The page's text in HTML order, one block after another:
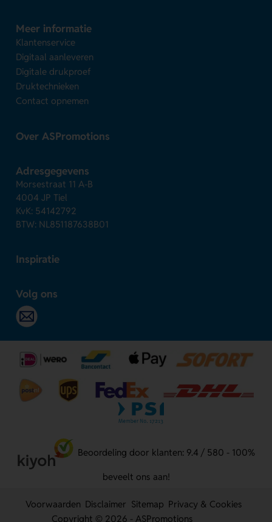
Meer informatie
Klantenservice
Digitaal aanleveren
Digitale drukproef
Druktechnieken
Contact opnemen
Over ASPromotions
Adresgegevens
Morsestraat 11 A-B
4004 JP Tiel
KvK: 54142792
BTW: NL851187638B01
Inspiratie
Volg ons
Beoordeling door klanten: 9.4 / 580 - 100%
beveelt ons aan!
Voorwaarden Disclaimer Sitemap Privacy & Cookies
Copyright © 2026 - ASPromotions